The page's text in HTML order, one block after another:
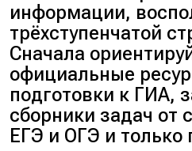
информации,
трёхступенчатой
Сначала
официальные
подготовки к ГИА,
сборники задач от
ЕГЭ и ОГЭ и только